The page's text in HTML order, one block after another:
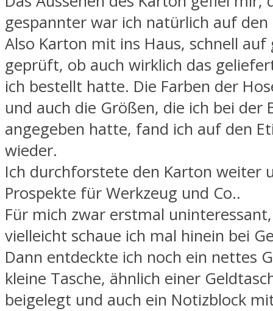
gespannter war ich natürlich auf
Also Karton mit ins Haus, schnell
geprüft, ob auch wirklich das
ich bestellt hatte. Die Farben der
und auch die Größen, die ich bei der
angegeben hatte, fand ich auf den
wieder.
Ich durchforstete den Karton weiter
Prospekte für Werkzeug und Co..
Für mich zwar erstmal
vielleicht schaue ich mal hinein bei
Dann entdeckte ich noch ein nettes
kleine Tasche, ähnlich einer
beigelegt und auch ein Notizblock